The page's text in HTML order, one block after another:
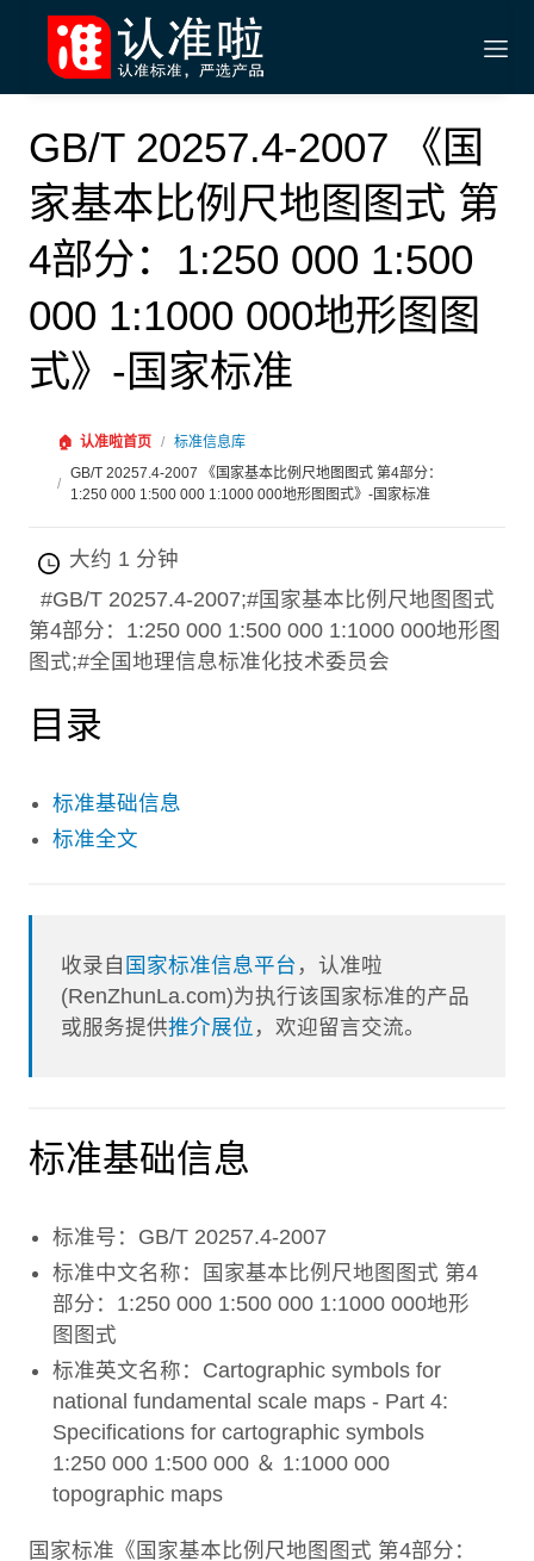
GB/T 20257.4-2007 《国
家基本比例尺地图图式 第
4部分：1:250 000 1:500
000 1:1000 000地形图图
式》-国家标准
🏠 认准啦首页 / 标准信息库
/
GB/T 20257.4-2007 《国家基本比例尺地图图式 第4部分：
1:250 000 1:500 000 1:1000 000地形图图式》-国家标准
大约 1 分钟
#GB/T 20257.4-2007;#国家基本比例尺地图图式
第4部分：1:250 000 1:500 000 1:1000 000地形图
图式;#全国地理信息标准化技术委员会
目录
标准基础信息
标准全文
收录自 国家标准信息平台 ，认准啦
(RenZhunLa.com)为执行该国家标准的产品
或服务提供推介展位 ，欢迎留言交流。
标准基础信息
标准号：GB/T 20257.4-2007
标准中文名称：国家基本比例尺地图图式 第4
部分：1:250 000 1:500 000 1:1000 000地形
图图式
标准英文名称：Cartographic symbols for
national fundamental scale maps - Part 4:
Specifications for cartographic symbols
1:250 000 1:500 000 ＆ 1:1000 000
topographic maps
国家标准《国家基本比例尺地图图式 第4部分：